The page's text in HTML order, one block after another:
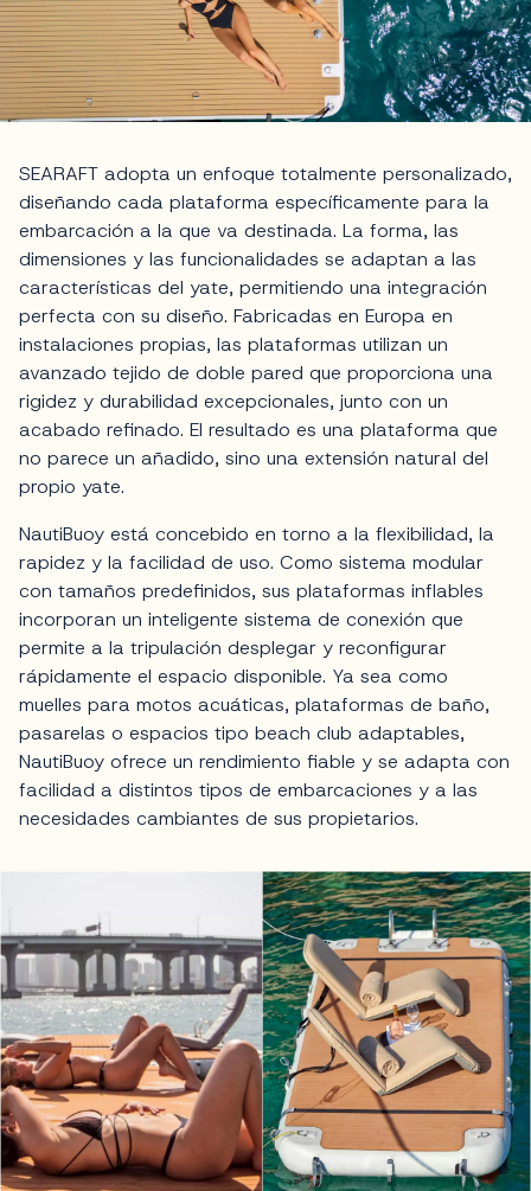
SEARAFT adopta un enfoque totalmente personalizado,
diseñando cada plataforma específicamente para la
embarcación a la que va destinada. La forma, las
dimensiones y las funcionalidades se adaptan a las
características del yate, permitiendo una integración
perfecta con su diseño. Fabricadas en Europa en
instalaciones propias, las plataformas utilizan un
avanzado tejido de doble pared que proporciona una
rigidez y durabilidad excepcionales, junto con un
acabado refinado. El resultado es una plataforma que
no parece un añadido, sino una extensión natural del
propio yate.
NautiBuoy está concebido en torno a la flexibilidad, la
rapidez y la facilidad de uso. Como sistema modular
con tamaños predefinidos, sus plataformas inflables
incorporan un inteligente sistema de conexión que
permite a la tripulación desplegar y reconfigurar
rápidamente el espacio disponible. Ya sea como
muelles para motos acuáticas, plataformas de baño,
pasarelas o espacios tipo beach club adaptables,
NautiBuoy ofrece un rendimiento fiable y se adapta con
facilidad a distintos tipos de embarcaciones y a las
necesidades cambiantes de sus propietarios.